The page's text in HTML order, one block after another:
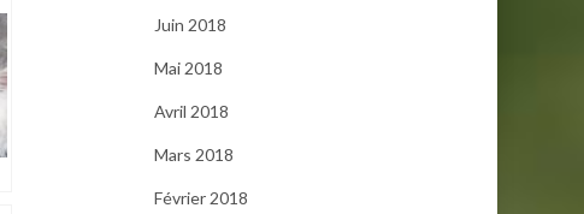
Juin 2018
Mai 2018
Avril 2018
Mars 2018
Février 2018